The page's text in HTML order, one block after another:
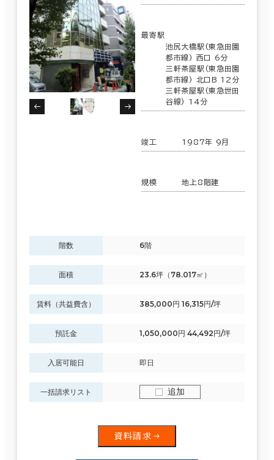
最寄駅
池尻大橋駅(東急田園
都市線) 西口 6分
三軒茶屋駅(東急田園
都市線) 北口B 12分
三軒茶屋駅(東急世田
谷線) 14分
竣工 1987年 9月
規模 地上8階建
階数 6階
面積 23.6坪（78.017㎡）
賃料（共益費含） 385,000円 16,315円/坪
預託金 1,050,000円 44,492円/坪
入居可能日 即日
一括請求リスト 追加
資料請求